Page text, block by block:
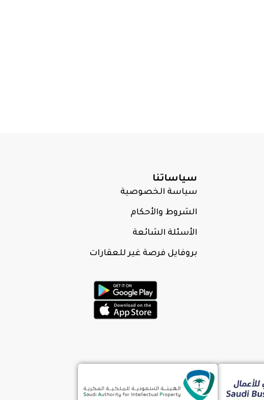
سياساتنا
سياسة الخصوصية
الشروط والأحكام
الأسئلة الشائعة
بروفايل فرصة غير للعقارات